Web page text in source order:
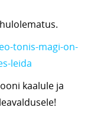
tonis-magi-on-
leida
kaalule ja